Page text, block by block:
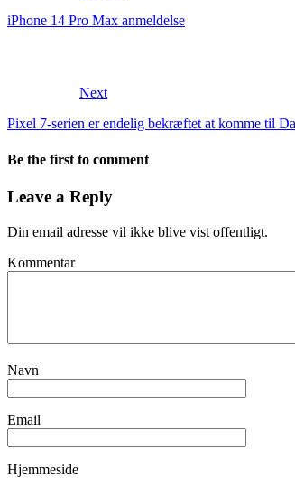
iPhone 14 Pro Max anmeldelse
Next
Pixel 7-serien er endelig bekræftet at komme til
Be the first to comment
Leave a Reply
Din email adresse vil ikke blive vist offentligt.
Kommentar
Navn
Email
Hjemmeside